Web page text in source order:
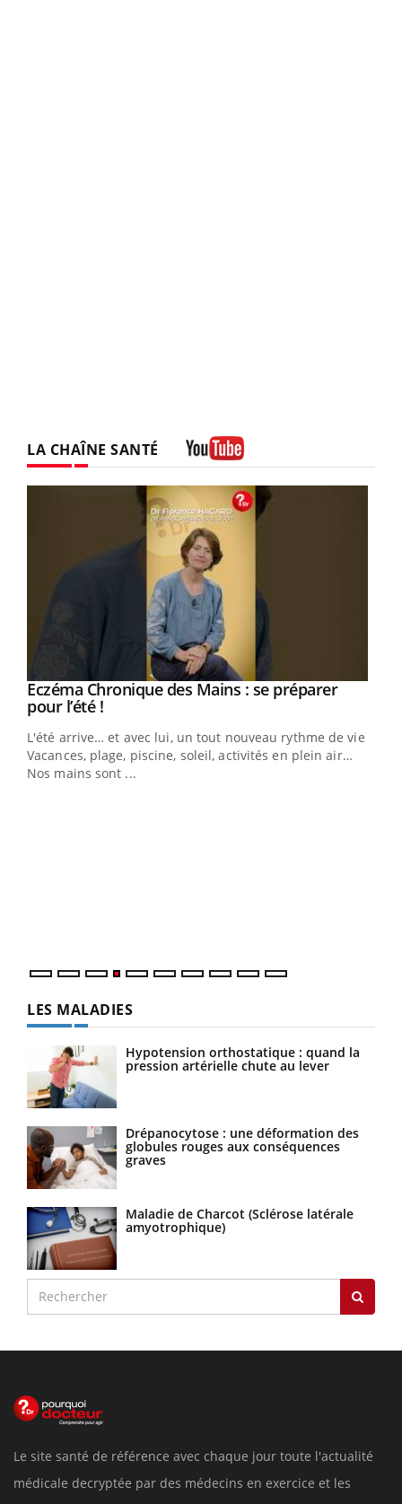
LA CHAÎNE SANTÉ
Youtube
Eczéma Chronique des Mains : se préparer
pour l’été !Youtube
L'été arrive… et avec lui, un tout nouveau rythme de vie !
Vacances, plage, piscine, soleil, activités en plein air…
Nos mains sont ...
LES MALADIES
Hypotension orthostatique : quand la
pression artérielle chute au lever
Drépanocytose : une déformation des
globules rouges aux conséquences
graves
Maladie de Charcot (Sclérose latérale
amyotrophique)
Le site santé de référence avec chaque jour toute l'actualité
médicale decryptée par des médecins en exercice et les